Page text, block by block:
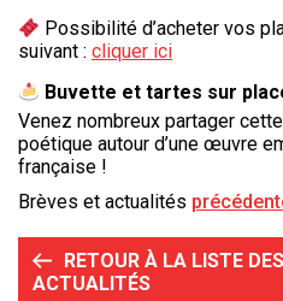
Possibilité d’acheter vos
suivant : cliquer ici
Buvette et tartes sur
Venez nombreux partager
poétique autour d’une œuvre
française !
Brèves et actualités
RETOUR À LA LISTE
ACTUALITÉS